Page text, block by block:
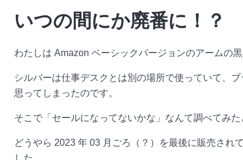
いつの間にか廃番に！？
わたしは Amazon ベーシックバージョンのアームの
シルバーは仕事デスクとは別の場所で使っていて、
思ってしまったのです。
そこで「セールになってないかな」なんて調べてみ
どうやら 2023 年 03 月ごろ（？）を最後に販売され
した。